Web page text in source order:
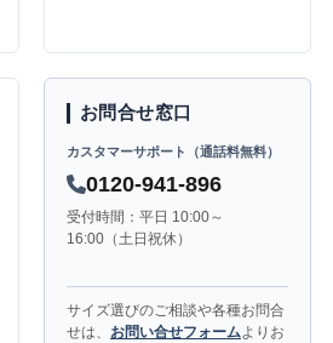
お問合せ窓口
カスタマーサポート（通話料無料）
0120-941-896
受付時間：平日 10:00～
16:00（土日祝休）
サイズ選びのご相談や各種お問合
せは、 お問い合せフォームよりお